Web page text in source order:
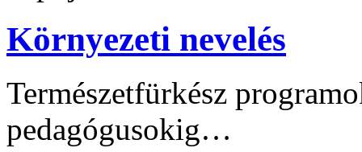
Környezeti nevelés
Természetfürkész
pedagógusokig…